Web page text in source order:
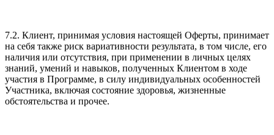
7.2. Клиент, принимая условия настоящей Оферты, принимает
на себя также риск вариативности результата, в том числе, его
наличия или отсутствия, при применении в личных целях
знаний, умений и навыков, полученных Клиентом в ходе
участия в Программе, в силу индивидуальных особенностей
Участника, включая состояние здоровья, жизненные
обстоятельства и прочее.